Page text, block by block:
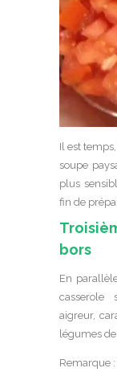
Il est
soupe
plus
fin de
bors
En
casserole
aigreur,
légumes
Remarque :